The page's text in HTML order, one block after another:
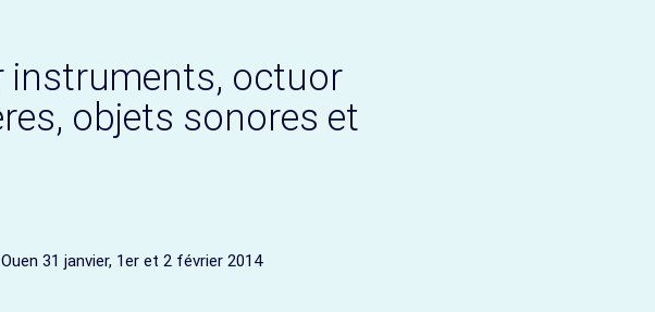
instruments, octuor
objets sonores et
31 janvier, 1er et 2 février 2014